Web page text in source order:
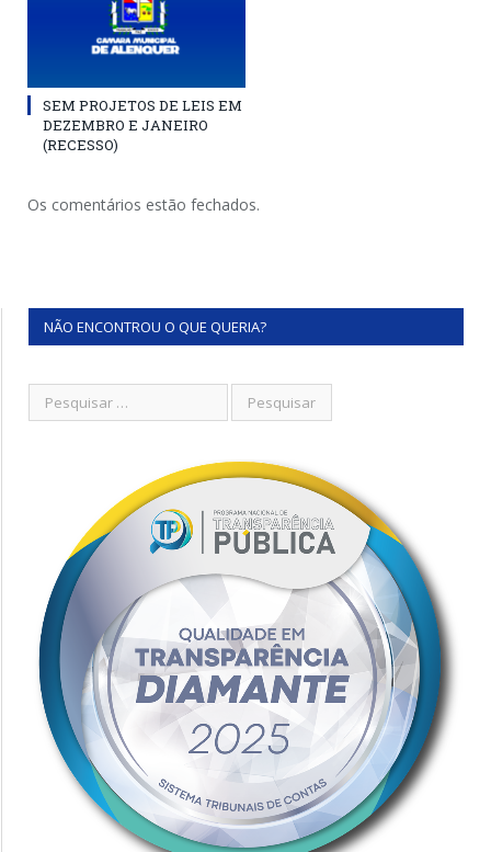
SEM PROJETOS DE LEIS EM
DEZEMBRO E JANEIRO
(RECESSO)
Os comentários estão fechados.
NÃO ENCONTROU O QUE QUERIA?